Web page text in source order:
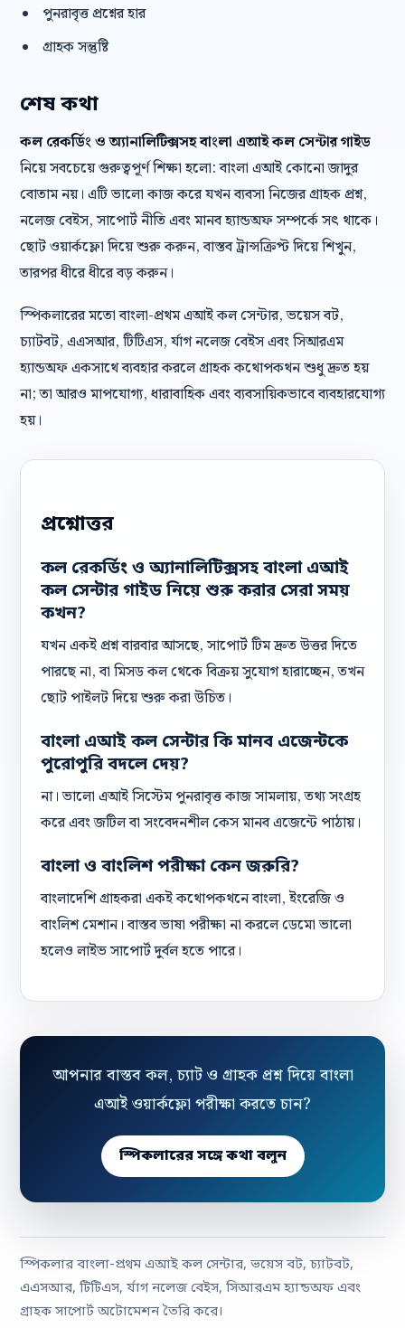
পুনরাবৃত্ত প্রশ্নের হার
গ্রাহক সন্তুষ্টি
শেষ কথা
কল রেকর্ডিং ও অ্যানালিটিক্সসহ বাংলা এআই কল সেন্টার গাইড
নিয়ে সবচেয়ে গুরুত্বপূর্ণ শিক্ষা হলো: বাংলা এআই কোনো জাদুর
বোতাম নয়। এটি ভালো কাজ করে যখন ব্যবসা নিজের গ্রাহক প্রশ্ন,
নলেজ বেইস, সাপোর্ট নীতি এবং মানব হ্যান্ডঅফ সম্পর্কে সৎ থাকে।
ছোট ওয়ার্কফ্লো দিয়ে শুরু করুন, বাস্তব ট্রান্সক্রিপ্ট দিয়ে শিখুন,
তারপর ধীরে ধীরে বড় করুন।
স্পিকলারের মতো বাংলা-প্রথম এআই কল সেন্টার, ভয়েস বট,
চ্যাটবট, এএসআর, টিটিএস, র্যাগ নলেজ বেইস এবং সিআরএম
হ্যান্ডঅফ একসাথে ব্যবহার করলে গ্রাহক কথোপকথন শুধু দ্রুত হয়
না; তা আরও মাপযোগ্য, ধারাবাহিক এবং ব্যবসায়িকভাবে ব্যবহারযোগ্য
হয়।
প্রশ্নোত্তর
কল রেকর্ডিং ও অ্যানালিটিক্সসহ বাংলা এআই
কল সেন্টার গাইড নিয়ে শুরু করার সেরা সময়
কখন?
যখন একই প্রশ্ন বারবার আসছে, সাপোর্ট টিম দ্রুত উত্তর দিতে
পারছে না, বা মিসড কল থেকে বিক্রয় সুযোগ হারাচ্ছেন, তখন
ছোট পাইলট দিয়ে শুরু করা উচিত।
বাংলা এআই কল সেন্টার কি মানব এজেন্টকে
পুরোপুরি বদলে দেয়?
না। ভালো এআই সিস্টেম পুনরাবৃত্ত কাজ সামলায়, তথ্য সংগ্রহ
করে এবং জটিল বা সংবেদনশীল কেস মানব এজেন্টে পাঠায়।
বাংলা ও বাংলিশ পরীক্ষা কেন জরুরি?
বাংলাদেশি গ্রাহকরা একই কথোপকথনে বাংলা, ইংরেজি ও
বাংলিশ মেশান। বাস্তব ভাষা পরীক্ষা না করলে ডেমো ভালো
হলেও লাইভ সাপোর্ট দুর্বল হতে পারে।
আপনার বাস্তব কল, চ্যাট ও গ্রাহক প্রশ্ন দিয়ে বাংলা
এআই ওয়ার্কফ্লো পরীক্ষা করতে চান?
স্পিকলারের সঙ্গে কথা বলুন
স্পিকলার বাংলা-প্রথম এআই কল সেন্টার, ভয়েস বট, চ্যাটবট,
এএসআর, টিটিএস, র্যাগ নলেজ বেইস, সিআরএম হ্যান্ডঅফ এবং
গ্রাহক সাপোর্ট অটোমেশন তৈরি করে।